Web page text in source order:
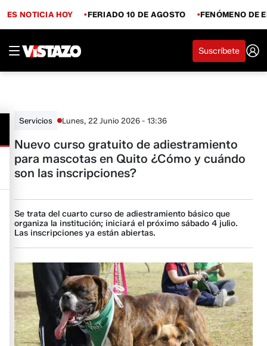
ES NOTICIA HOY FERIADO 10 DE AGOSTO FENÓMENO DE
Suscríbete
Servicios Lunes, 22 Junio 2026 - 13:36
Nuevo curso gratuito de adiestramiento
para mascotas en Quito ¿Cómo y cuándo
son las inscripciones?
Se trata del cuarto curso de adiestramiento básico que
organiza la institución; iniciará el próximo sábado 4 julio.
Las inscripciones ya están abiertas.